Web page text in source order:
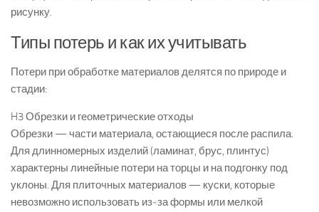
рисунку.
Типы потерь и как их учитывать
Потери при обработке материалов делятся по природе и
стадии:
H3 Обрезки и геометрические отходы
Обрезки — части материала, остающиеся после распила.
Для длинномерных изделий (ламинат, брус, плинтус)
характерны линейные потери на торцы и на подгонку под
уклоны. Для плиточных материалов — куски, которые
невозможно использовать из‑за формы или мелкой